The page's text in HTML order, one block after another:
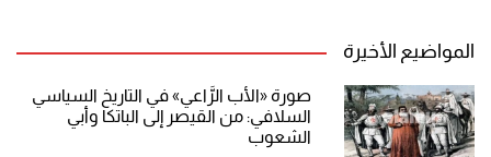
المواضيع الأخيرة
صورة «الأب الرَّاعي» في التاريخ السياسي
السلافي: من القيصر إلى الباتكا وأبي
الشعوب